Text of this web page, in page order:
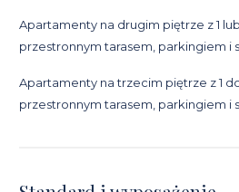
Apartamenty na drugim piętrze z 1
przestronnym tarasem, parkingiem i
Apartamenty na trzecim piętrze z 1
przestronnym tarasem, parkingiem i